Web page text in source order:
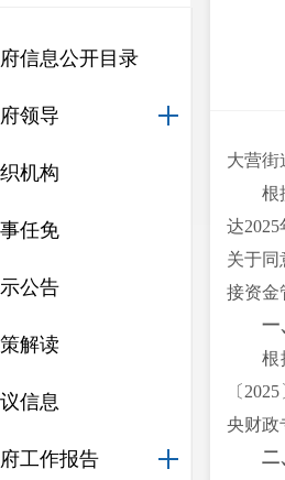
信息公开目录
领导
机构
任免
公告
解读
信息
工作报告
大营街
根
达
关于同
接资金
一
根
〔
央财政
二